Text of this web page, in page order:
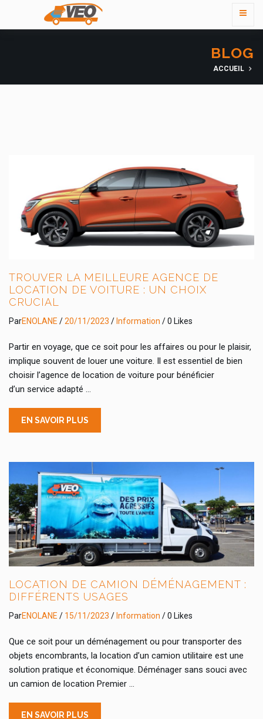
BLOG
ACCUEIL
TROUVER LA MEILLEURE AGENCE DE
LOCATION DE VOITURE : UN CHOIX
CRUCIAL
ParENOLANE /20/11/2023 / Information / 0 Likes
Partir en voyage, que ce soit pour les affaires ou pour le plaisir,
implique souvent de louer une voiture. Il est essentiel de bien
choisir l’agence de location de voiture pour bénéficier
d’un service adapté …
EN SAVOIR PLUS
LOCATION DE CAMION DÉMÉNAGEMENT :
DIFFÉRENTS USAGES
ParENOLANE / 15/11/2023 /Information / 0 Likes
Que ce soit pour un déménagement ou pour transporter des
objets encombrants, la location d’un camion utilitaire est une
solution pratique et économique. Déménager sans souci avec
un camion de location Premier …
EN SAVOIR PLUS